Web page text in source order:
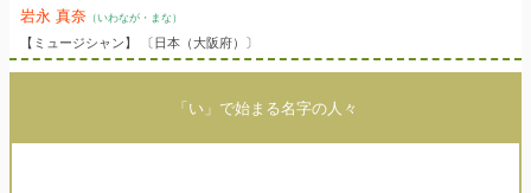
岩永 真奈（いわなが・まな）
【ミュージシャン】 〔日本（大阪府）〕
「い」で始まる名字の人々